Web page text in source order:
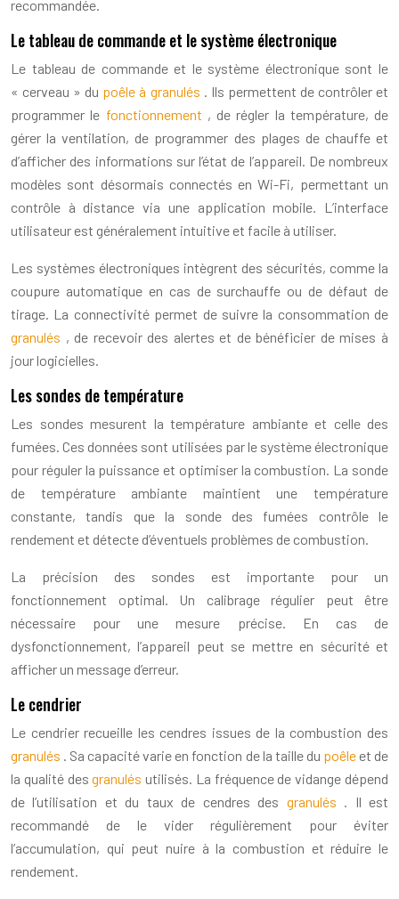
recommandée.
Le tableau de commande et le système électronique
Le tableau de commande et le système électronique sont le
« cerveau » du poêle à granulés . Ils permettent de contrôler et
programmer le fonctionnement , de régler la température, de
gérer la ventilation, de programmer des plages de chauffe et
d’afficher des informations sur l’état de l’appareil. De nombreux
modèles sont désormais connectés en Wi-Fi, permettant un
contrôle à distance via une application mobile. L’interface
utilisateur est généralement intuitive et facile à utiliser.
Les systèmes électroniques intègrent des sécurités, comme la
coupure automatique en cas de surchauffe ou de défaut de
tirage. La connectivité permet de suivre la consommation de
granulés , de recevoir des alertes et de bénéficier de mises à
jour logicielles.
Les sondes de température
Les sondes mesurent la température ambiante et celle des
fumées. Ces données sont utilisées par le système électronique
pour réguler la puissance et optimiser la combustion. La sonde
de température ambiante maintient une température
constante, tandis que la sonde des fumées contrôle le
rendement et détecte d’éventuels problèmes de combustion.
La précision des sondes est importante pour un
fonctionnement optimal. Un calibrage régulier peut être
nécessaire pour une mesure précise. En cas de
dysfonctionnement, l’appareil peut se mettre en sécurité et
afficher un message d’erreur.
Le cendrier
Le cendrier recueille les cendres issues de la combustion des
granulés . Sa capacité varie en fonction de la taille du poêleet de
la qualité desgranulésutilisés. La fréquence de vidange dépend
de l’utilisation et du taux de cendres des granulés . Il est
recommandé de le vider régulièrement pour éviter
l’accumulation, qui peut nuire à la combustion et réduire le
rendement.